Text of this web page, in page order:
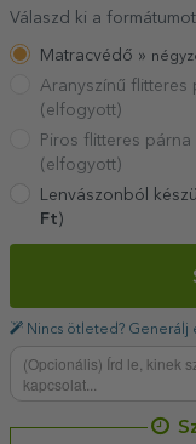
Válaszd ki a formátumot
Matracvédő »
Aranyszínű flitteres
(elfogyott)
Piros flitteres párna
(elfogyott)
Lenvászonból
Ft )
Nincs ötleted? Generálj